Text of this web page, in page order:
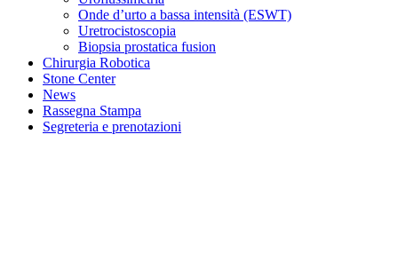
Onde d’urto a bassa intensità (ESWT)
Uretrocistoscopia
Biopsia prostatica fusion
Chirurgia Robotica
Stone Center
News
Rassegna Stampa
Segreteria e prenotazioni